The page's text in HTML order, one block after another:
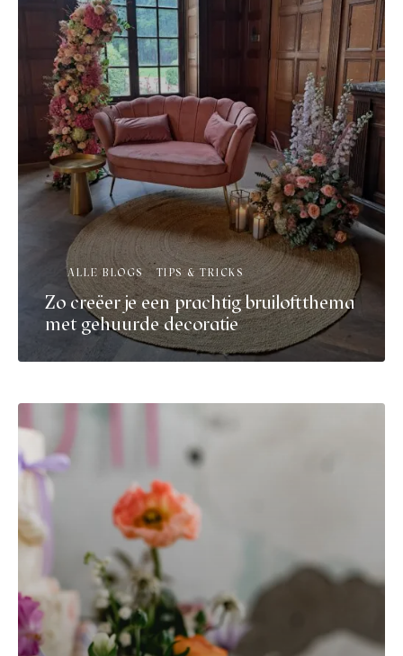
ALLE BLOGS TIPS & TRICKS
Zo creëer je een prachtig bruiloftthema
met gehuurde decoratie